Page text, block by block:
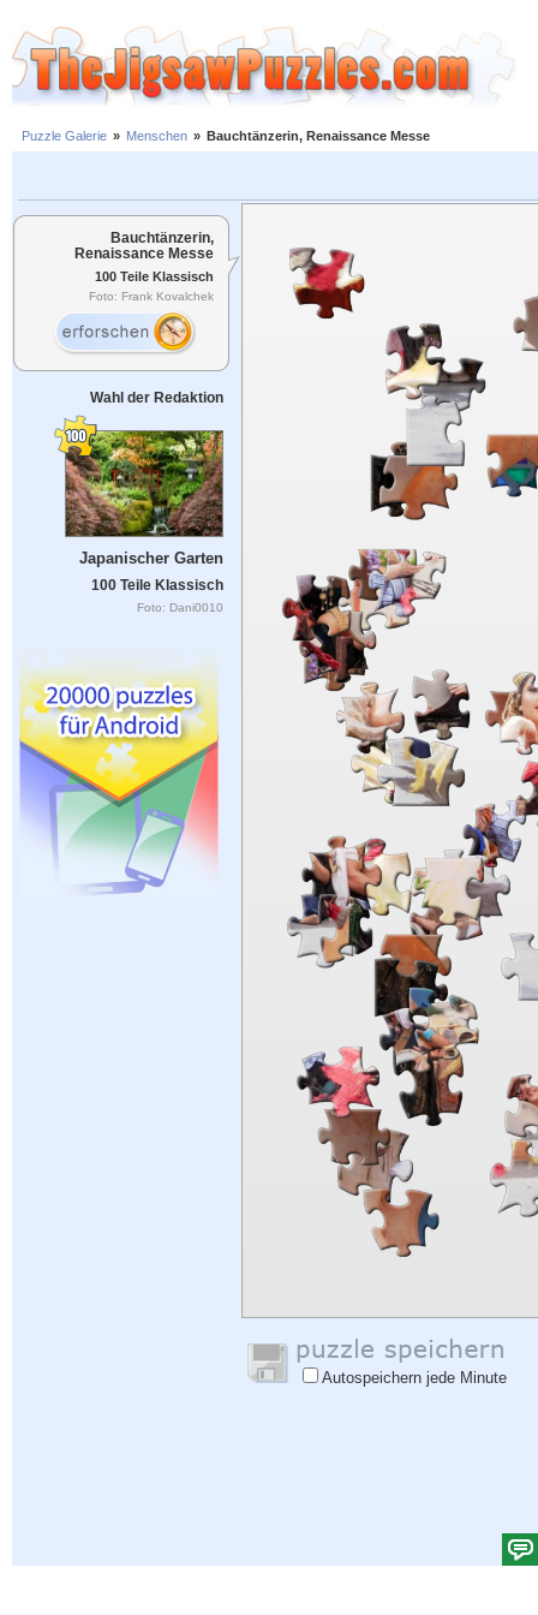
Puzzle Galerie » Menschen » Bauchtänzerin, Renaissance Messe
Bauchtänzerin,
Renaissance Messe
100 Teile Klassisch
Foto: Frank Kovalchek
Wahl der Redaktion
Japanischer Garten
100 Teile Klassisch
Foto: Dani0010
Autospeichern jede Minute